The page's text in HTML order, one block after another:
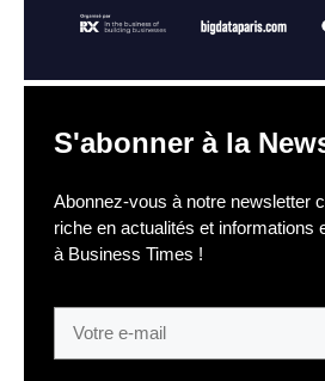
S'abonner à la
Abonnez-vous à notre newsletter
riche en actualités et informations
à Business Times !